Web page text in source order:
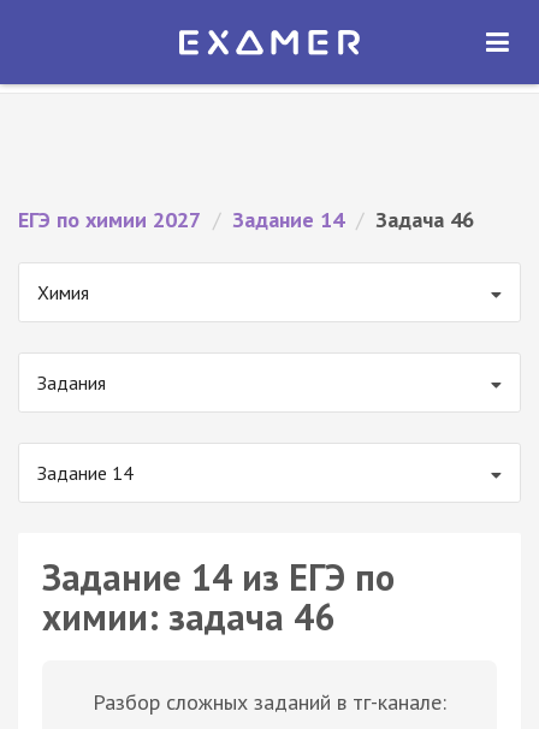
Экзамер — ЕГЭ 2027
ОТКРЫТЬ
ЕГЭ по химии 2027 / Задание 14 / Задача 46
Химия
Задания
Задание 14
Задание 14 из ЕГЭ по
химии: задача 46
Разбор сложных заданий в тг-канале: